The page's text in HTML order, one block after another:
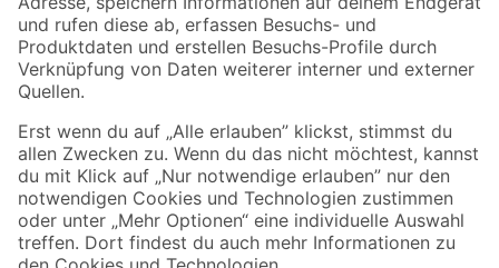
Zahlungsarten Versandarten
Sicher einkaufen
Jetzt die toom-App herunterladen